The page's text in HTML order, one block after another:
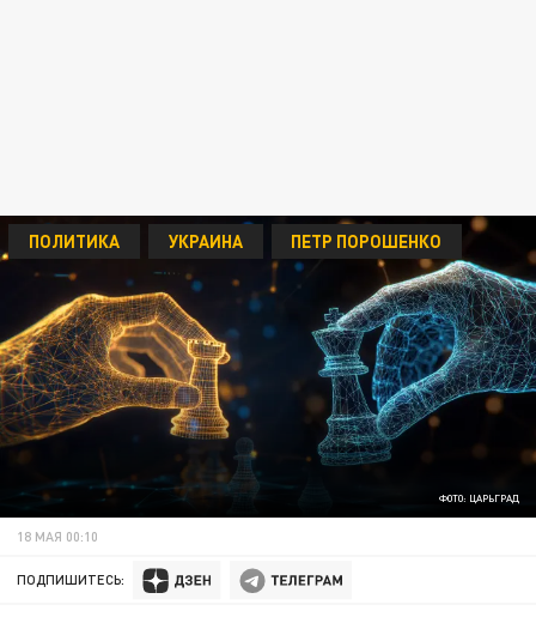
ФОТО: ЦАРЬГРАД
ПОЛИТИКА УКРАИНА ПЕТР ПОРОШЕНКО
18 МАЯ 00:10
ПОДПИШИТЕСЬ: